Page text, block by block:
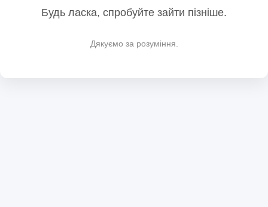
Будь ласка, спробуйте зайти пізніше.
Дякуємо за розуміння.